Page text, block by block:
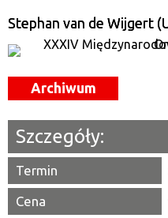
Stephan van de Wijgert
Archiwum
Szczegóły:
Termin
Cena